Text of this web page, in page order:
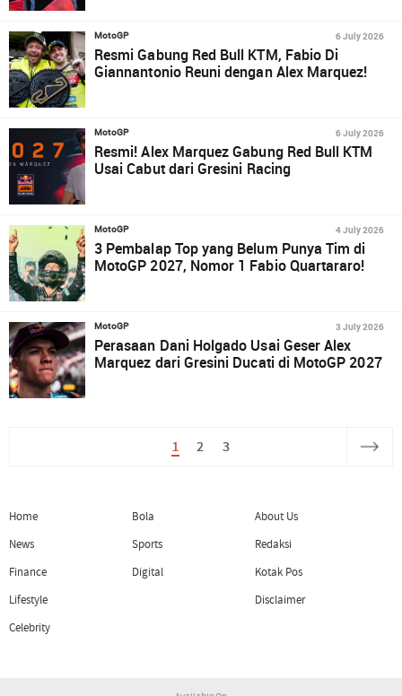
MotoGP 6 July 2026
Resmi Gabung Red Bull KTM, Fabio Di
Giannantonio Reuni dengan Alex Marquez!
MotoGP 6 July 2026
Resmi! Alex Marquez Gabung Red Bull KTM
Usai Cabut dari Gresini Racing
MotoGP 4 July 2026
3 Pembalap Top yang Belum Punya Tim di
MotoGP 2027, Nomor 1 Fabio Quartararo!
MotoGP 3 July 2026
Perasaan Dani Holgado Usai Geser Alex
Marquez dari Gresini Ducati di MotoGP 2027
1 2 3
Home
News
Finance
Lifestyle
Celebrity
Bola
Sports
Digital
About Us
Redaksi
Kotak Pos
Disclaimer